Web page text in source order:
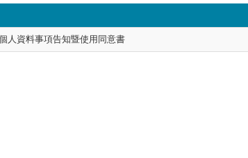
人資料事項告知暨使用同意書